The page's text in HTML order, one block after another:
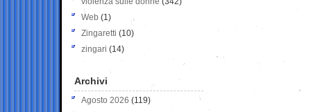
Web (1)
Zingaretti (10)
zingari (14)
Archivi
Agosto 2026 (119)